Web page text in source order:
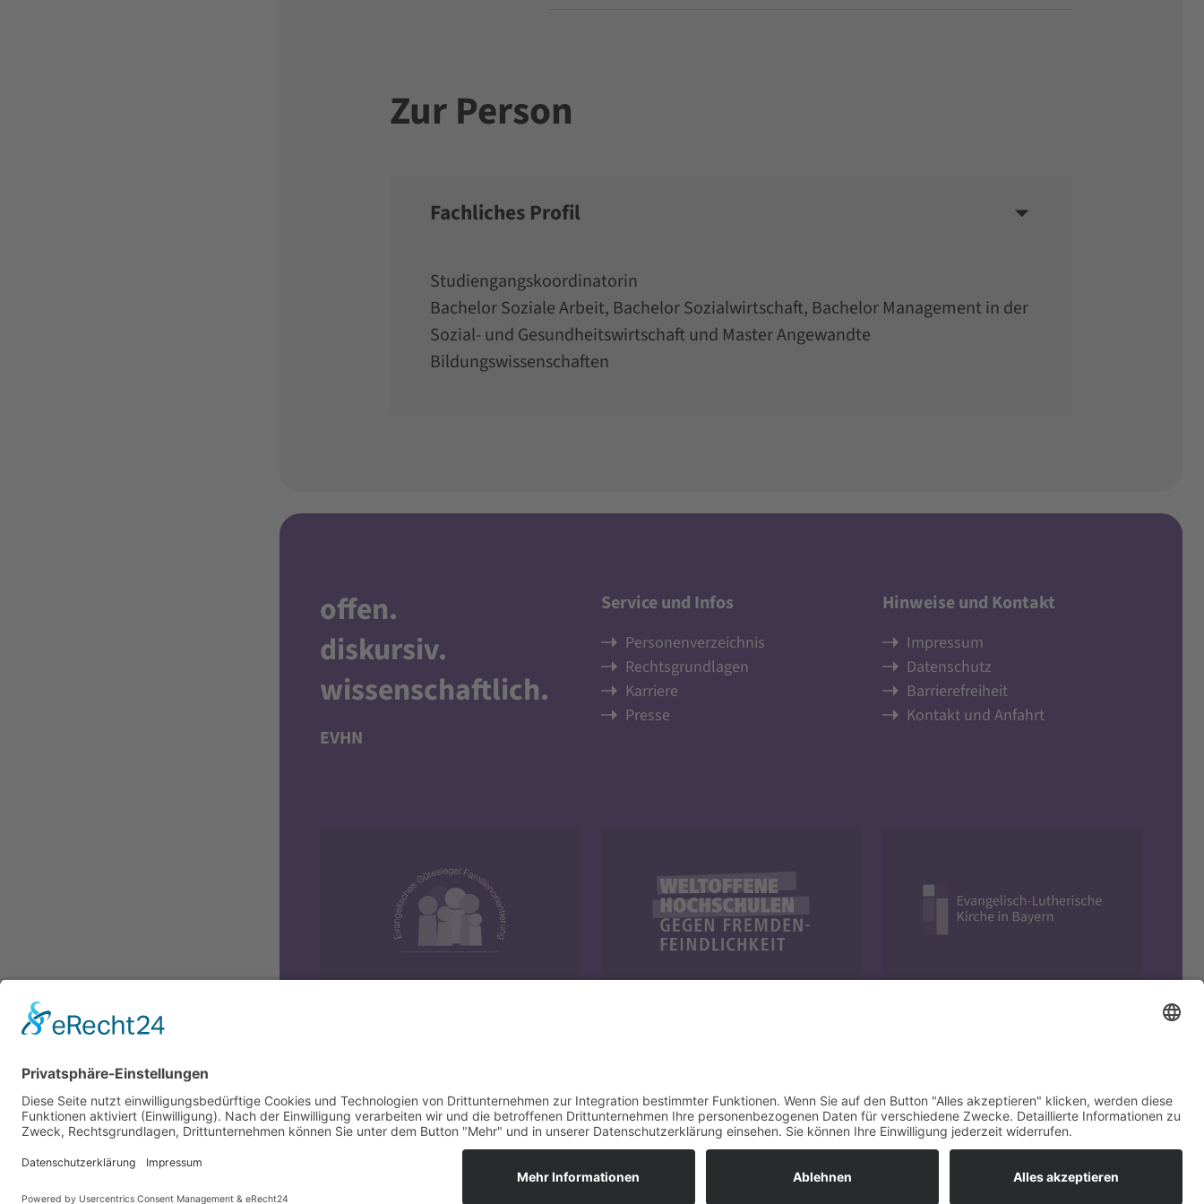
Zur Person
Fachliches Profil
Studiengangskoordinatorin
Bachelor Soziale Arbeit, Bachelor Sozialwirtschaft, Bachelor Management in der
Sozial- und Gesundheitswirtschaft und Master Angewandte
Bildungswissenschaften
offen.
diskursiv.
wissenschaftlich.
EVHN
Service und Infos
Personenverzeichnis
Rechtsgrundlagen
Karriere
Presse
Hinweise und Kontakt
Impressum
Datenschutz
Barrierefreiheit
Kontakt und Anfahrt
Copyright © 2026 EVHN – Evangelische Hochschule Nürnberg